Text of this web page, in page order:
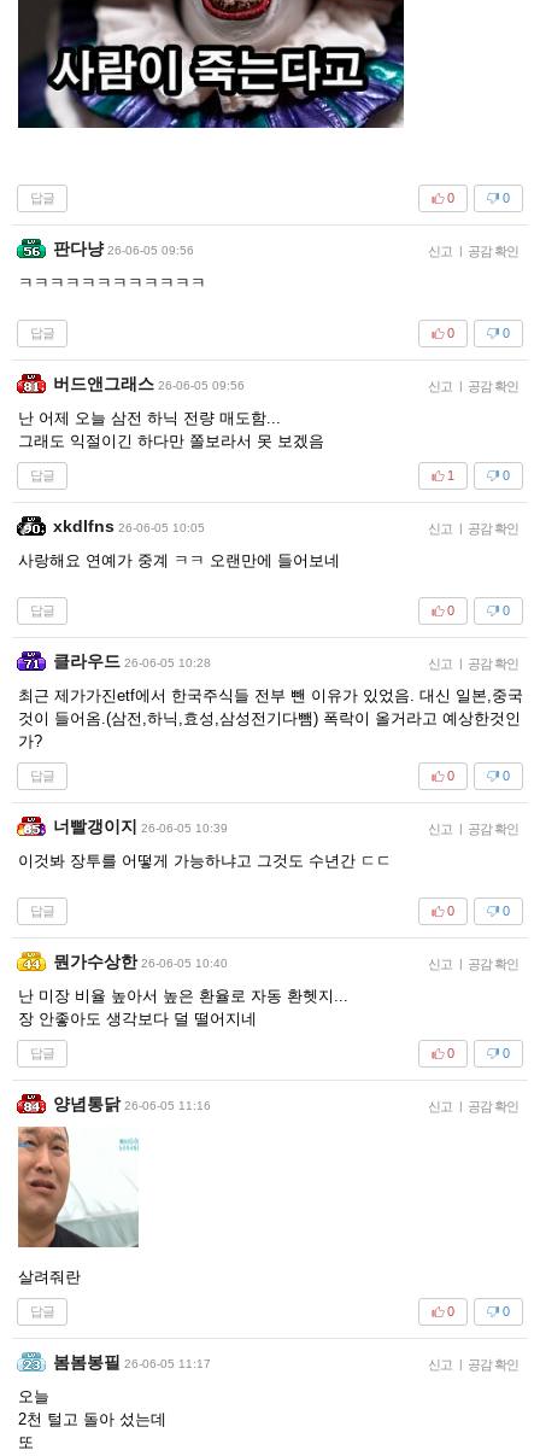
답글 0
0
판다냥 26-06-05 09:56 신고 | 공감 확인
ㅋㅋㅋㅋㅋㅋㅋㅋㅋㅋㅋㅋ
답글 0
0
버드앤그래스 26-06-05 09:56 신고 | 공감 확인
난 어제 오늘 삼전 하닉 전량 매도함...
그래도 익절이긴 하다만 쫄보라서 못 보겠음
답글 0
1
xkdlfns 26-06-05 10:05 신고 | 공감 확인
사랑해요 연예가 중계 ㅋㅋ 오랜만에 들어보네
답글 0
0
클라우드 26-06-05 10:28 신고 | 공감 확인
최근 제가가진etf에서 한국주식들 전부 뺀 이유가 있었음. 대신 일본,중국
것이 들어옴.(삼전,하닉,효성,삼성전기다뺌) 폭락이 올거라고 예상한것인
가?
답글 0
0
너빨갱이지 26-06-05 10:39 신고 | 공감 확인
이것봐 장투를 어떻게 가능하냐고 그것도 수년간 ㄷㄷ
답글 0
0
뭔가수상한 26-06-05 10:40 신고 | 공감 확인
난 미장 비율 높아서 높은 환율로 자동 환헷지...
장 안좋아도 생각보다 덜 떨어지네
답글 0
0
양념통닭 26-06-05 11:16 신고 | 공감 확인
살려줘란
답글 0
0
봄봄봉필 26-06-05 11:17 신고 | 공감 확인
오늘
2천 털고 돌아 섰는데
또